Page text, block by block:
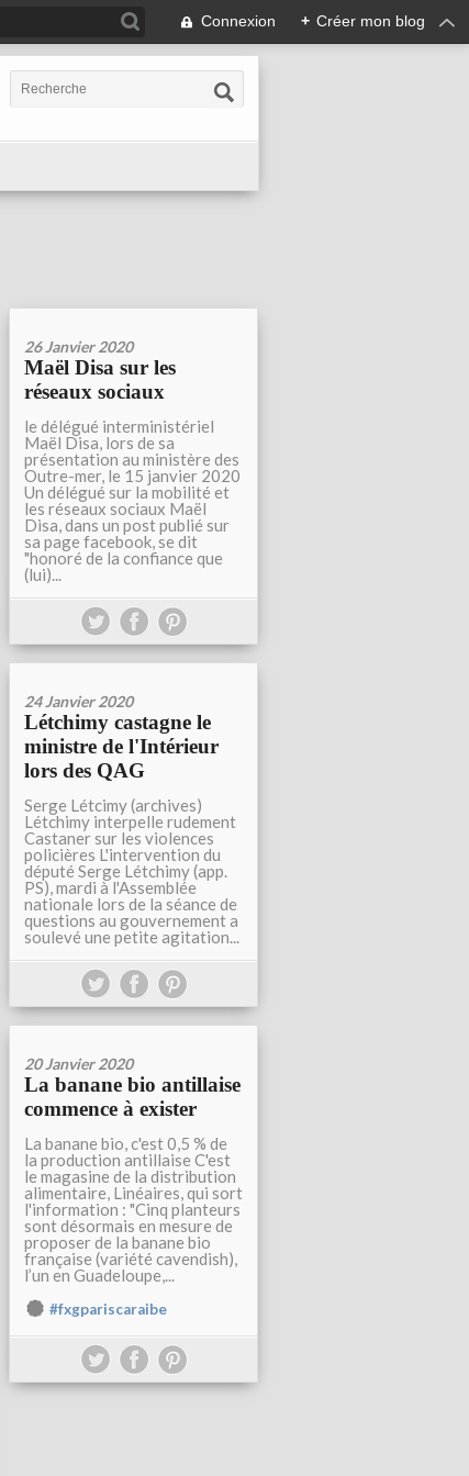
Connexion + Créer mon blog
26 Janvier 2020
Maël Disa sur les
réseaux sociaux
le délégué interministériel
Maël Disa, lors de sa
présentation au ministère des
Outre-mer, le 15 janvier 2020
Un délégué sur la mobilité et
les réseaux sociaux Maël
Disa, dans un post publié sur
sa page facebook, se dit
"honoré de la confiance que
(lui)...
24 Janvier 2020
Létchimy castagne le
ministre de l'Intérieur
lors des QAG
Serge Létcimy (archives)
Létchimy interpelle rudement
Castaner sur les violences
policières L'intervention du
député Serge Létchimy (app.
PS), mardi à l'Assemblée
nationale lors de la séance de
questions au gouvernement a
soulevé une petite agitation...
20 Janvier 2020
La banane bio antillaise
commence à exister
La banane bio, c'est 0,5 % de
la production antillaise C'est
le magasine de la distribution
alimentaire, Linéaires, qui sort
l'information : "Cinq planteurs
sont désormais en mesure de
proposer de la banane bio
française (variété cavendish),
l’un en Guadeloupe,...
#fxgpariscaraibe